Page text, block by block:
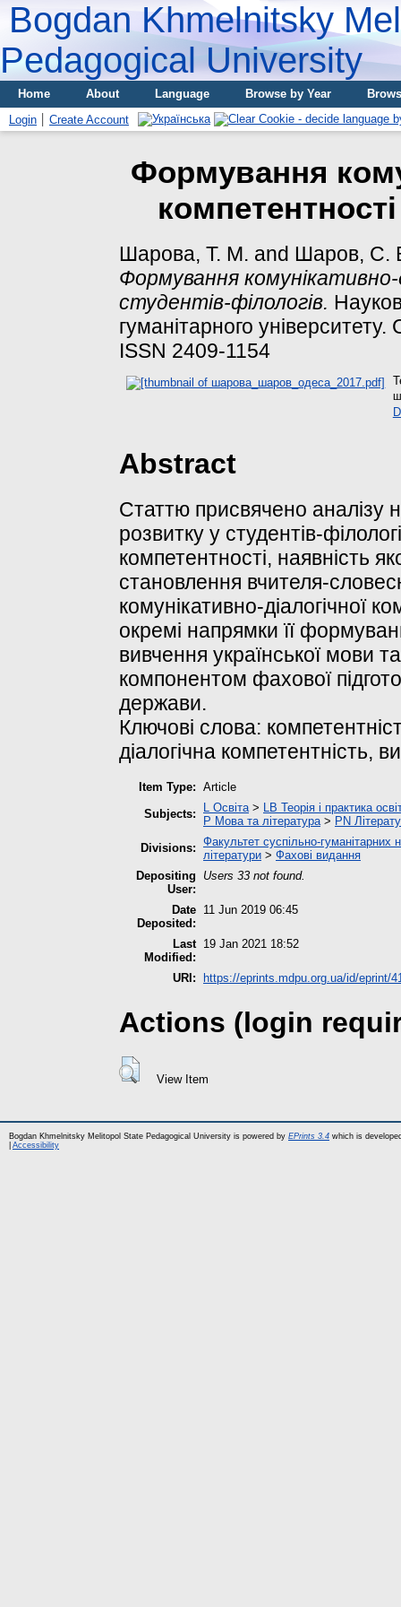
Bogdan Khmelnitsky
Pedagogical University
Home About Language Browse by Year
Login
Create Account
Формування
Шарова, Т. М. and Шаров, С.
Формування
студентів-філологів.
гуманітарного
ISSN 2409-1154
Abstract
Статтю присвячено аналізу
розвитку у студентів-
компетентності, наявність
становлення вчителя-
комунікативно-діалогічної
окремі напрямки її
вивчення української мови
компонентом фахової
держави.
Ключові слова:
діалогічна компетентність,
Item Type: Article
Subjects:
L Освіта> LB Теорія і практика
P Мова та література> PN
Divisions: Факультет суспільно-гуманітарних
літератури > Фахові видання
Depositing
User:
Users 33 not found.
Date
Deposited:
11 Jun 2019 06:45
Last
Modified:
19 Jan 2021 18:52
URI: https://eprints.mdpu.org.ua/id/eprint/
Actions (login
View Item
Bogdan Khmelnitsky Melitopol State Pedagogical University is powered by EPrints 3.4 which is
Accessibility